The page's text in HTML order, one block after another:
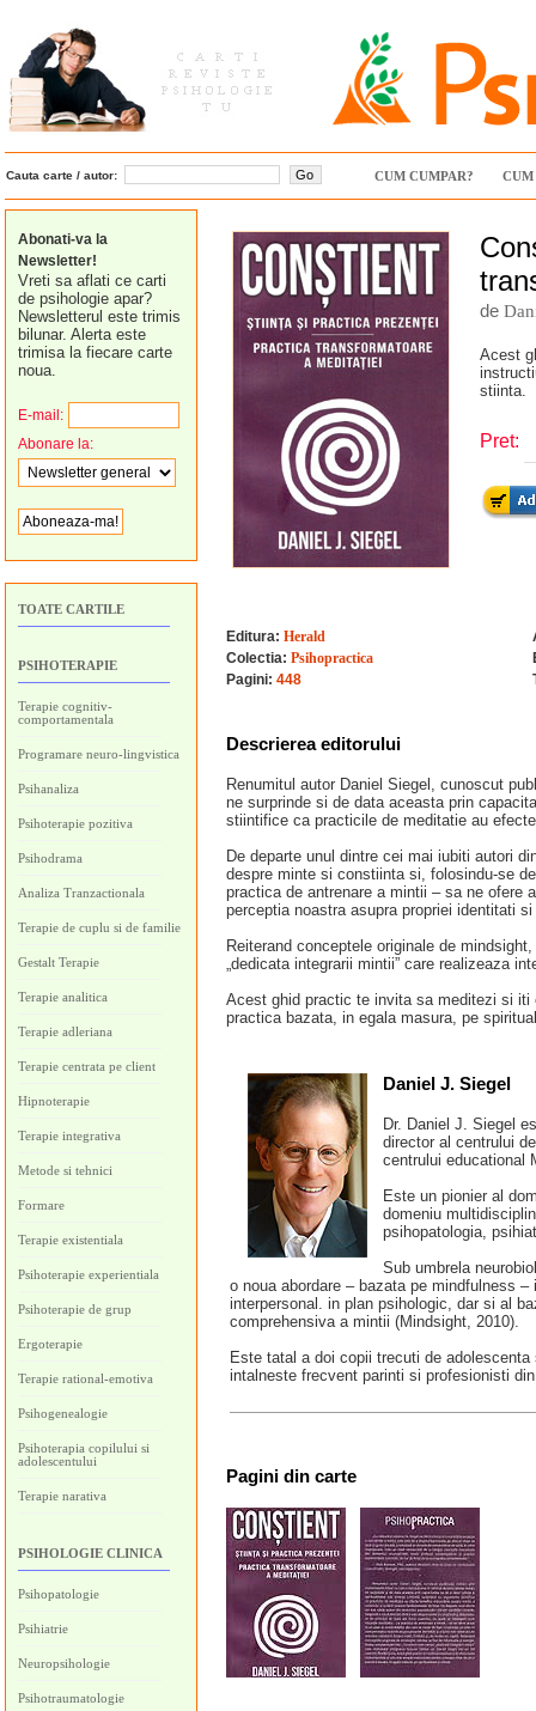
Cauta carte / autor: CUM CUMPAR? CUM
Abonati-va la
Newsletter!
Vreti sa aflati ce carti
de psihologie apar?
Newsletterul este trimis
bilunar. Alerta este
trimisa la fiecare carte
noua.
E-mail:
Abonare la:
TOATE CARTILE
PSIHOTERAPIE
Terapie cognitiv-
comportamentala
Programare neuro-lingvistica
Psihanaliza
Psihoterapie pozitiva
Psihodrama
Analiza Tranzactionala
Terapie de cuplu si de familie
Gestalt Terapie
Terapie analitica
Terapie adleriana
Terapie centrata pe client
Hipnoterapie
Terapie integrativa
Metode si tehnici
Formare
Terapie existentiala
Psihoterapie experientiala
Psihoterapie de grup
Ergoterapie
Terapie rational-emotiva
Psihogenealogie
Psihoterapia copilului si
adolescentului
Terapie narativa
PSIHOLOGIE CLINICA
Psihopatologie
Psihiatrie
Neuropsihologie
Psihotraumatologie
de
Acest
stiinta.
Pret:
Editura: Herald
Colectia: Psihopractica
Pagini: 448
Descrierea editorului
Renumitul autor Daniel Siegel, cunoscut
ne surprinde si de data aceasta prin
stiintifice ca practicile de meditatie au
De departe unul dintre cei mai iubiti autori
despre minte si constiinta si, folosindu-se
practica de antrenare a mintii – sa ne ofere
perceptia noastra asupra propriei identitati
Reiterand conceptele originale de
„dedicata integrarii mintii” care realizeaza
Acest ghid practic te invita sa meditezi si
practica bazata, in egala masura, pe
Daniel J. Siegel
Dr. Daniel J. Siegel
director al centrului
centrului educational
Este un pionier al
domeniu
psihopatologia,
Sub umbrela
o noua abordare – bazata pe mindfulness
interpersonal. in plan psihologic, dar si al
comprehensiva a mintii (Mindsight, 2010).
Este tatal a doi copii trecuti de
intalneste frecvent parinti si profesionisti
Pagini din carte